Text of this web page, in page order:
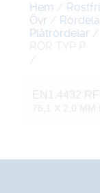
Hem /
Övr /
Plåtrördelar
RÖR TYP P
/
EN1.4432
76,1 X 2,0 MM